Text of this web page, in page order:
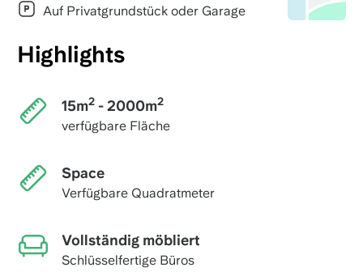
Auf Privatgrundstück oder Garage
Highlights
15m2- 2000m2
verfügbare Fläche
Space
Verfügbare Quadratmeter
Vollständig möbliert
Schlüsselfertige Büros